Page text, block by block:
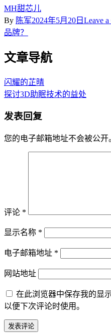
MH甜芯儿
By 陈军2024年5月20日 Leave
品牌？
文章导航
闪耀的芷晴
探讨3D助眠技术的益处
发表回复
您的电子邮箱地址不会被公开
评论 *
显示名称 *
电子邮箱地址 *
网站地址
在此浏览器中保存我的显
以便下次评论时使用。